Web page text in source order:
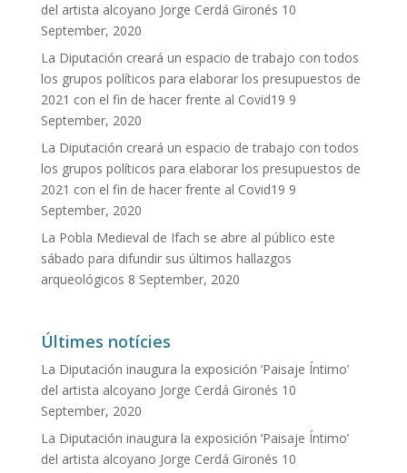
del artista alcoyano Jorge Cerdá Gironés 10
September, 2020
La Diputación creará un espacio de trabajo con todos
los grupos políticos para elaborar los presupuestos de
2021 con el fin de hacer frente al Covid19 9
September, 2020
La Diputación creará un espacio de trabajo con todos
los grupos políticos para elaborar los presupuestos de
2021 con el fin de hacer frente al Covid19 9
September, 2020
La Pobla Medieval de Ifach se abre al público este
sábado para difundir sus últimos hallazgos
arqueológicos 8 September, 2020
Últimes notícies
La Diputación inaugura la exposición ‘Paisaje Íntimo’
del artista alcoyano Jorge Cerdá Gironés 10
September, 2020
La Diputación inaugura la exposición ‘Paisaje Íntimo’
del artista alcoyano Jorge Cerdá Gironés 10